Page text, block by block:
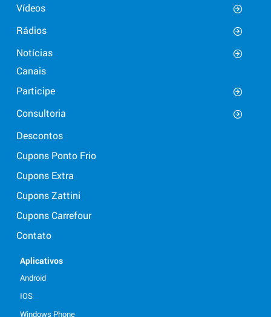
Vídeos
Rádios
Notícias
Canais
Participe
Consultoria
Descontos
Cupons Ponto Frio
Cupons Extra
Cupons Zattini
Cupons Carrefour
Contato
Aplicativos
Android
IOS
Windows Phone